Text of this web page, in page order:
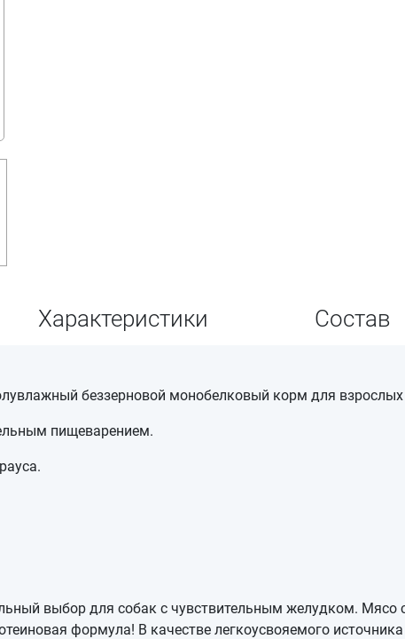
Характеристики Состав
беззерновой монобелковый корм для
пищеварением.
выбор для собак с чувствительным желудком. Мясо
формула! В качестве легкоусвояемого